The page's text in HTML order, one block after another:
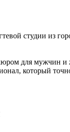
студии из
для мужчин
который